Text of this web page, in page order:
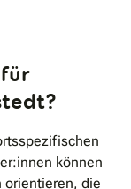
können
orientieren, die